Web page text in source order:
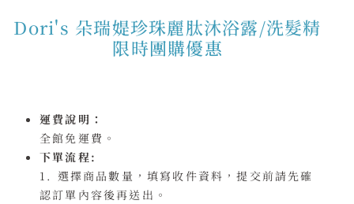
Dori's 朵瑞媞珍珠麗肽沐浴露/洗髮精
限時團購優惠
運費說明：
全館免運費。
下單流程:
1. 選擇商品數量，填寫收件資料，提交前請先確
認訂單內容後再送出。